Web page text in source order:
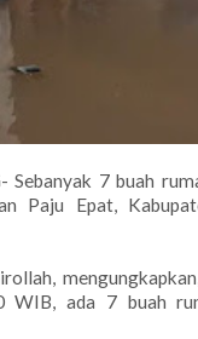
Sebanyak 7 buah
Paju Epat,
WIB, ada 7 buah